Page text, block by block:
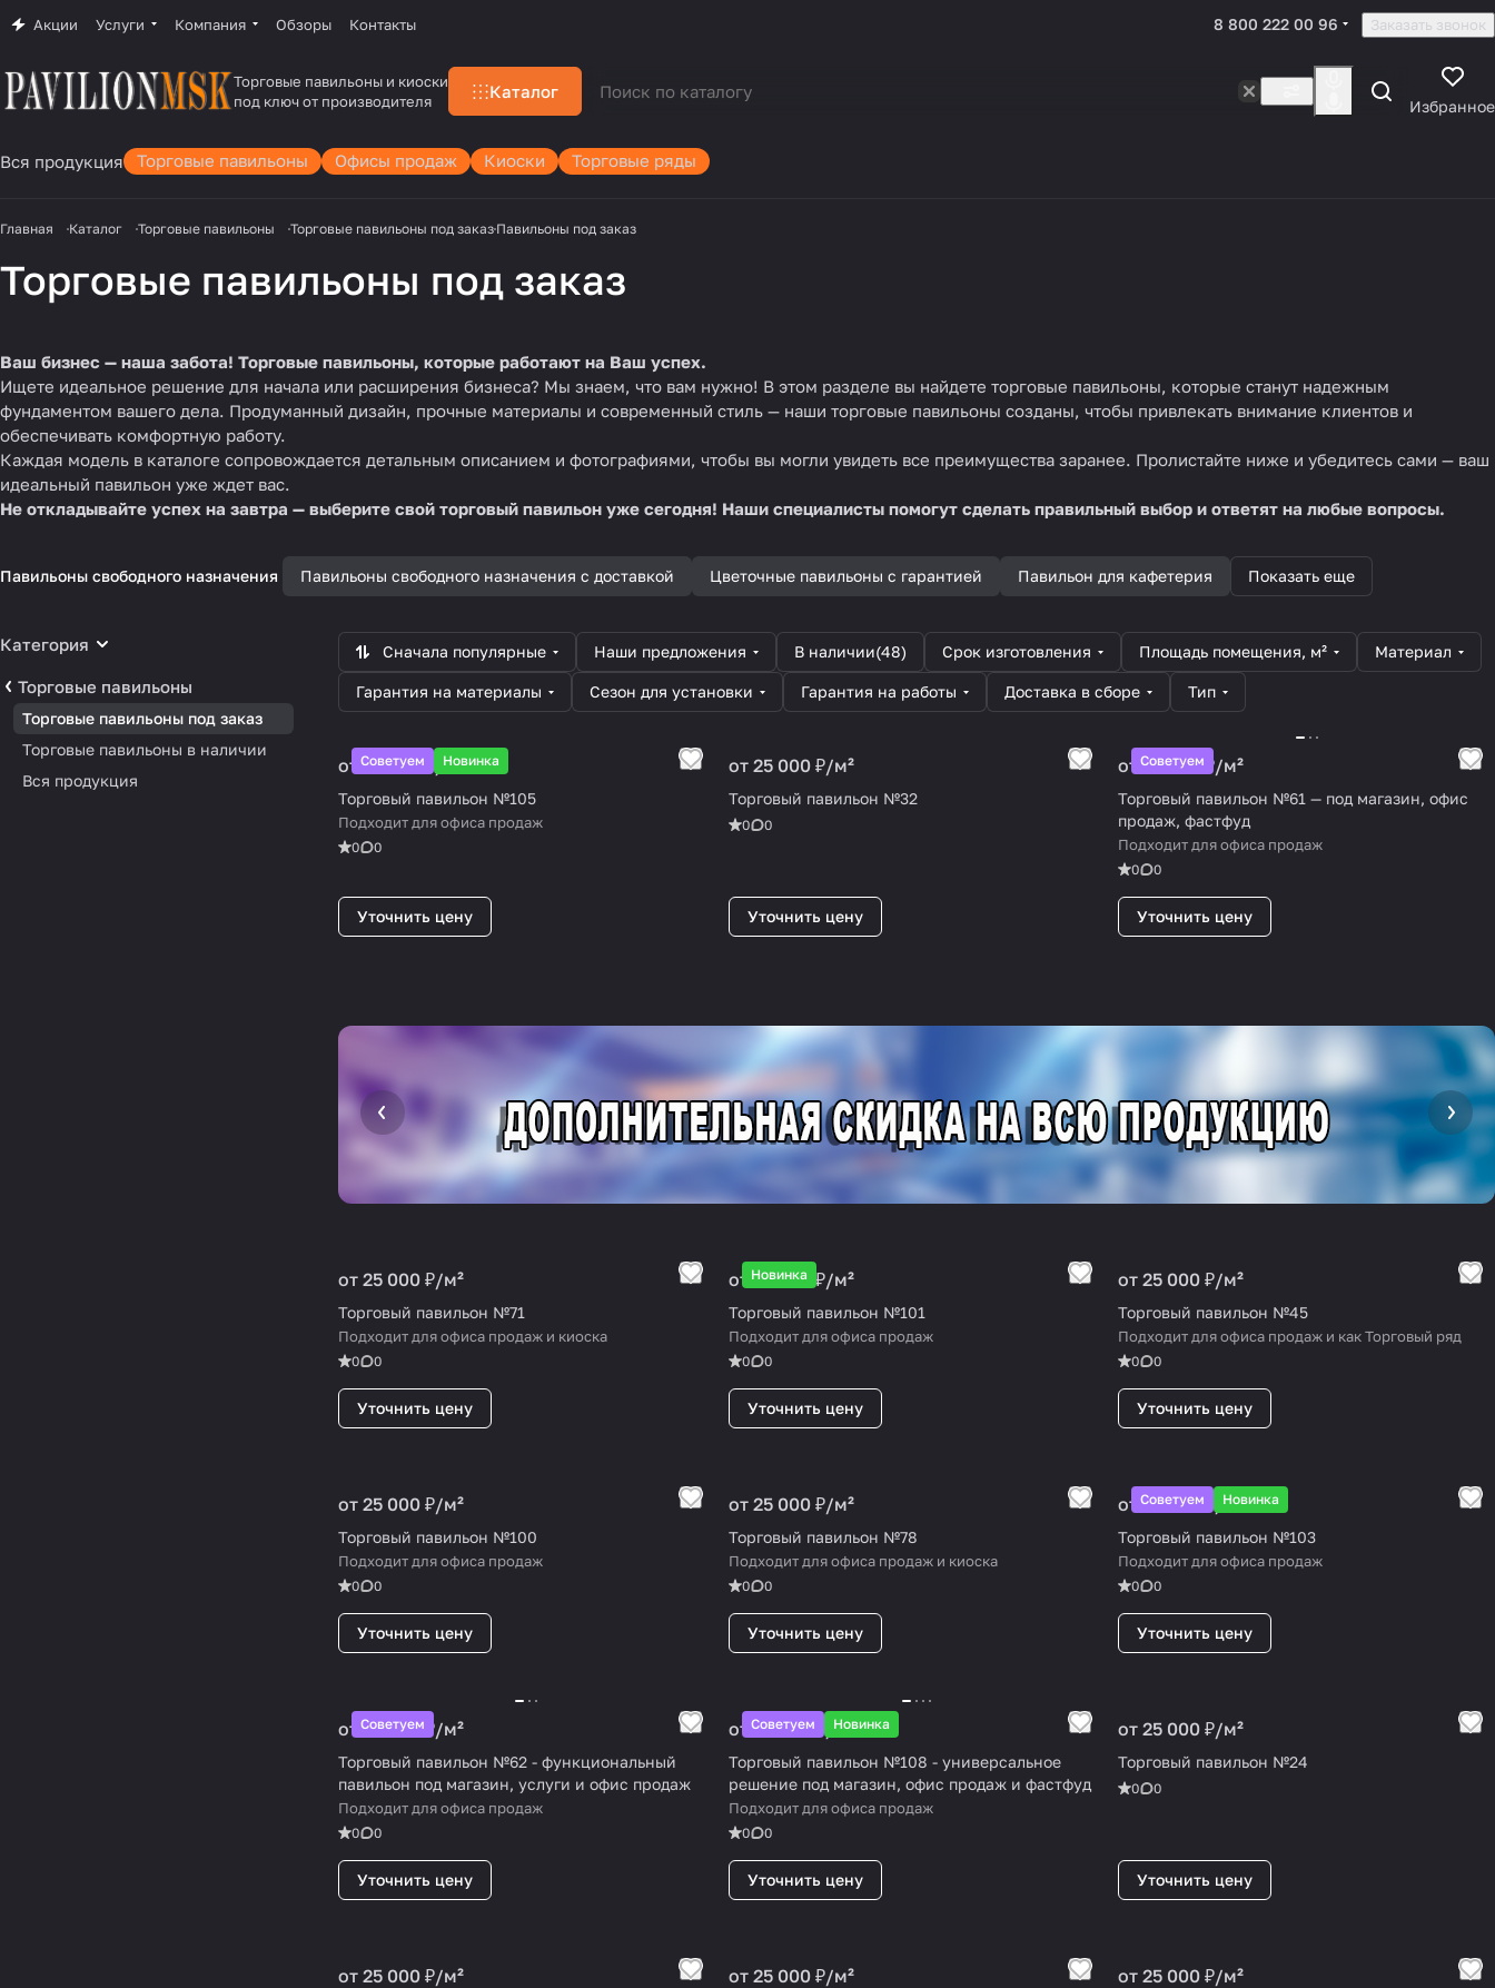
Акции Услуги Компания Обзоры Контакты 8 800 222 00 96 Заказать звонок
Торговые павильоны и киоски
под ключ от производителя
Каталог
Избранное
Вся продукция Торговые павильоны Офисы продаж Киоски Торговые ряды
Главная Каталог Торговые павильоны Торговые павильоны под заказ Павильоны под заказ
Торговые павильоны под заказ
Ваш бизнес — наша забота! Торговые павильоны, которые работают на Ваш успех.
Ищете идеальное решение для начала или расширения бизнеса? Мы знаем, что вам нужно! В этом разделе вы найдете торговые павильоны, которые станут надежным
фундаментом вашего дела. Продуманный дизайн, прочные материалы и современный стиль — наши торговые павильоны созданы, чтобы привлекать внимание клиентов и
обеспечивать комфортную работу.
Каждая модель в каталоге сопровождается детальным описанием и фотографиями, чтобы вы могли увидеть все преимущества заранее. Пролистайте ниже и убедитесь сами — ваш
идеальный павильон уже ждет вас.
Не откладывайте успех на завтра — выберите свой торговый павильон уже сегодня! Наши специалисты помогут сделать правильный выбор и ответят на любые вопросы.
Павильоны свободного назначения Павильоны свободного назначения с доставкой Цветочные павильоны с гарантией Павильон для кафетерия Показать еще
Сначала популярные Наши предложения В наличии(48) Срок изготовления Площадь помещения, м² Материал
Гарантия на материалы Сезон для установки Гарантия на работы Доставка в сборе Тип
Советуем Новинка
от 25 000 ₽/ м²
Торговый павильон №105
Подходит для офиса продаж
0 0
Уточнить цену
от 25 000 ₽/м²
Торговый павильон №32
0 0
Уточнить цену
Советуем
от 25 000 ₽/м²
Торговый павильон №61 — под магазин, офис
продаж, фастфуд
Подходит для офиса продаж
0 0
Уточнить цену
от 25 000 ₽/м²
Торговый павильон №71
Подходит для офиса продаж и киоска
0 0
Уточнить цену
Новинка
от 25 000 ₽/м²
Торговый павильон №101
Подходит для офиса продаж
0 0
Уточнить цену
от 25 000 ₽/м²
Торговый павильон №45
Подходит для офиса продаж и как Торговый ряд
0 0
Уточнить цену
от 25 000 ₽/м²
Торговый павильон №100
Подходит для офиса продаж
0 0
Уточнить цену
от 25 000 ₽/м²
Торговый павильон №78
Подходит для офиса продаж и киоска
0 0
Уточнить цену
Советуем Новинка
от 25 000 ₽/м²
Торговый павильон №103
Подходит для офиса продаж
0 0
Уточнить цену
Советуем
от 25 000 ₽/м²
Торговый павильон №62 - функциональный
павильон под магазин, услуги и офис продаж
Подходит для офиса продаж
0 0
Уточнить цену
Советуем Новинка
от 25 000 ₽/ м²
Торговый павильон №108 - универсальное
решение под магазин, офис продаж и фастфуд
Подходит для офиса продаж
0 0
Уточнить цену
от 25 000 ₽/м²
Торговый павильон №24
0 0
Уточнить цену
от 25 000 ₽/м² от 25 000 ₽/м² от 25 000 ₽/м²
Категория
Торговые павильоны
Торговые павильоны под заказ
Торговые павильоны в наличии
Вся продукция